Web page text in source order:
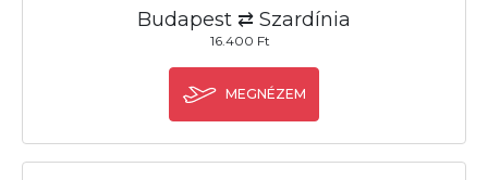
Budapest ⇄ Szardínia
16.400 Ft
MEGNÉZEM